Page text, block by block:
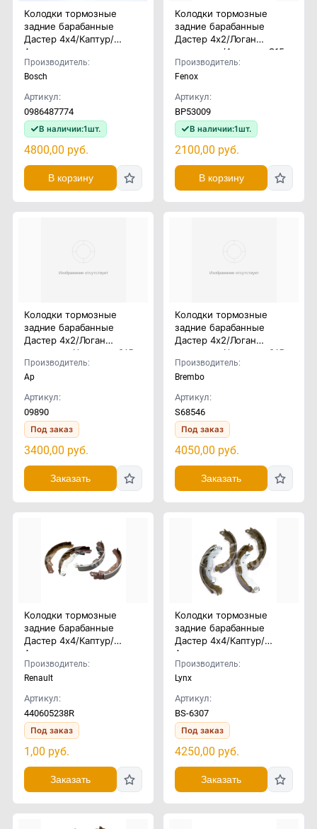
Колодки тормозные
задние барабанные
Дастер 4x4/Каптур/
Аркана
Производитель:
Bosch
Артикул:
0986487774
В наличии:1шт.
4800,00 руб.
В корзину
Колодки тормозные
задние барабанные
Дастер 4x2/Логан
универсал/Альмера G15
Производитель:
Fenox
Артикул:
BP53009
В наличии:1шт.
2100,00 руб.
В корзину
Колодки тормозные
задние барабанные
Дастер 4x2/Логан
универсал/Альмера G15
Производитель:
Ap
Артикул:
09890
Под заказ
3400,00 руб.
Заказать
Колодки тормозные
задние барабанные
Дастер 4x2/Логан
универсал/Альмера G15
Производитель:
Brembo
Артикул:
S68546
Под заказ
4050,00 руб.
Заказать
Колодки тормозные
задние барабанные
Дастер 4x4/Каптур/
Аркана
Производитель:
Renault
Артикул:
440605238R
Под заказ
1,00 руб.
Заказать
Колодки тормозные
задние барабанные
Дастер 4x4/Каптур/
Аркана
Производитель:
Lynx
Артикул:
BS-6307
Под заказ
4250,00 руб.
Заказать